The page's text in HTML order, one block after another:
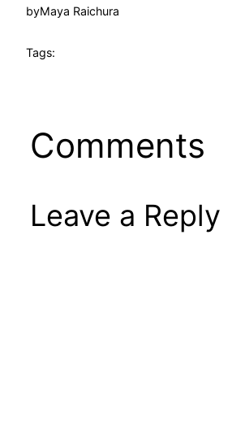
byMaya Raichura
Tags:
Comments
Leave a Reply